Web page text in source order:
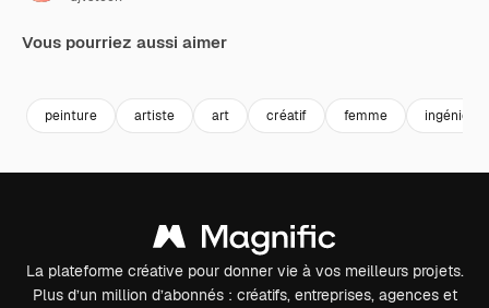
Vous pourriez aussi aimer
peinture artiste art créatif femme ingénieur
La plateforme créative pour donner vie à vos meilleurs projets.
Plus d’un million d’abonnés : créatifs, entreprises, agences et